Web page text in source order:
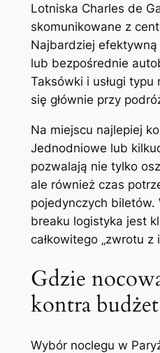
Lotniska Charles de
skomunikowane z
Najbardziej efektywną
lub bezpośrednie
Taksówki i usługi typu
się głównie przy
Na miejscu najlepiej
Jednodniowe lub
pozwalają nie tylko
ale również czas
pojedynczych biletów.
breaku logistyka jest
całkowitego „zwrotu
Gdzie
kontra budżet
Wybór noclegu w